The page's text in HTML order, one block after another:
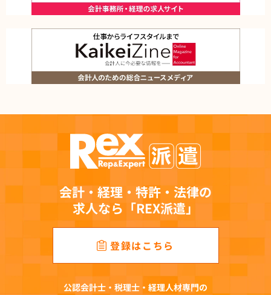
会計・経理・特許・法律の
求人なら「REX派遣」
登録はこちら
公認会計士・税理士・経理人材専門の